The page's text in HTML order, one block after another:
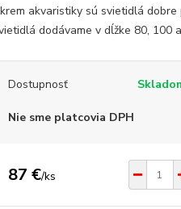
akvaristiky sú svietidlá
dodávame v dĺžke 80, 100
Dostupnosť
Nie sme platcovia DPH
87 €/ks